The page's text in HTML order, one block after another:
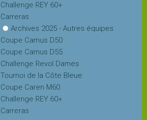
Challenge REY 60+
Carreras
Archives 2025 - Autres équipes
Coupe Camus D50
Coupe Camus D55
Challenge Revol Dames
Tournoi de la Côte Bleue
Coupe Caren M60
Challenge REY 60+
Carreras